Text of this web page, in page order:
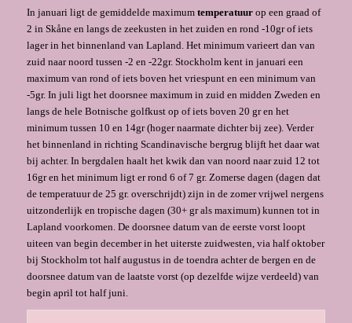
In januari ligt de gemiddelde maximum temperatuurop een graad of
2 in Skåne en langs de zeekusten in het zuiden en rond -10gr of iets
lager in het binnenland van Lapland. Het minimum varieert dan van
zuid naar noord tussen -2 en -22gr. Stockholm kent in januari een
maximum van rond of iets boven het vriespunt en een minimum van
-5gr. In juli ligt het doorsnee maximum in zuid en midden Zweden en
langs de hele Botnische golfkust op of iets boven 20 gr en het
minimum tussen 10 en 14gr (hoger naarmate dichter bij zee). Verder
het binnenland in richting Scandinavische bergrug blijft het daar wat
bij achter. In bergdalen haalt het kwik dan van noord naar zuid 12 tot
16gr en het minimum ligt er rond 6 of 7 gr. Zomerse dagen (dagen dat
de temperatuur de 25 gr. overschrijdt) zijn in de zomer vrijwel nergens
uitzonderlijk en tropische dagen (30+ gr als maximum) kunnen tot in
Lapland voorkomen. De doorsnee datum van de eerste vorst loopt
uiteen van begin december in het uiterste zuidwesten, via half oktober
bij Stockholm tot half augustus in de toendra achter de bergen en de
doorsnee datum van de laatste vorst (op dezelfde wijze verdeeld) van
begin april tot half juni.